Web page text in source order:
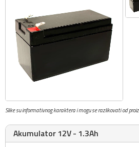
Slike su informativnog karaktera i mogu se razlikovati od
Akumulator 12V - 1.3Ah